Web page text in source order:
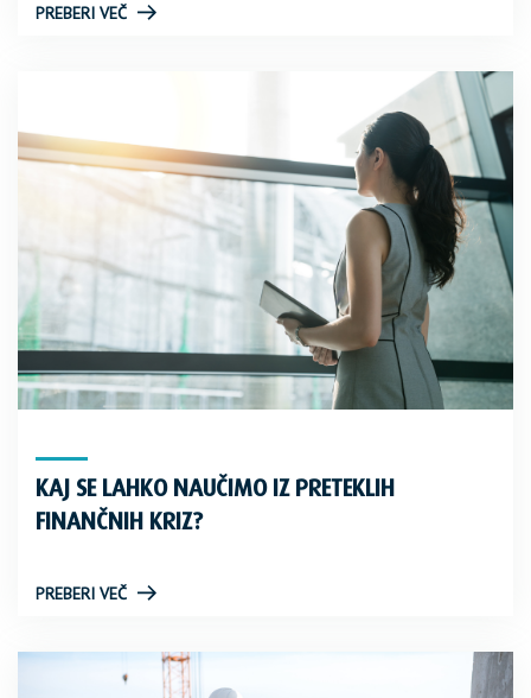
PREBERI VEČ
KAJ SE LAHKO NAUČIMO IZ PRETEKLIH
FINANČNIH KRIZ?
PREBERI VEČ